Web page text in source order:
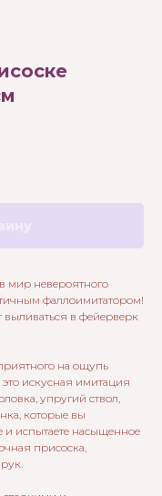
мир невероятного
фаллоимитатором!
в фейерверк
на ощупь
это искусная имитация
упругий ствол,
которые вы
и испытаете насыщенное
присоска,